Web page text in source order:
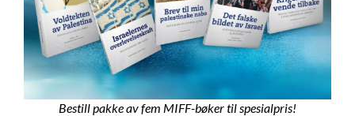
Bestill pakke av fem MIFF-bøker til spesialpris!